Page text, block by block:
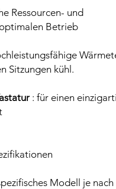
Ressourcen- und
Betrieb
Sitzungen kühl.
: für einen
Modell je nach